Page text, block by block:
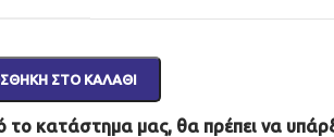
ΣΤΟ ΚΑΛΆΘΙ
κατάστημα μας, θα πρέπει να